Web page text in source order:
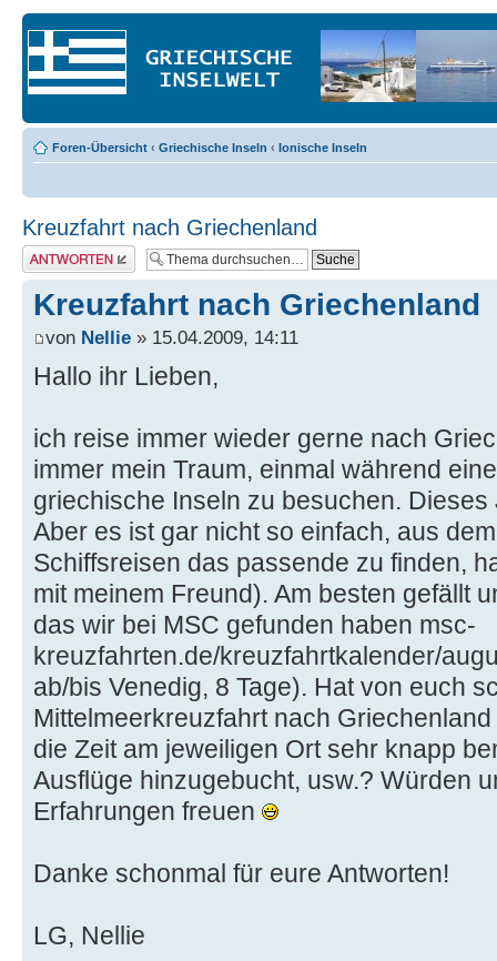
Foren-Übersicht ‹ Griechische Inseln ‹ Ionische Inseln
Kreuzfahrt nach Griechenland
Antwort erstellen
Kreuzfahrt nach Griechenland
von Nellie » 15.04.2009, 14:11
Hallo ihr Lieben,
ich reise immer wieder gerne nach
immer mein Traum, einmal während
griechische Inseln zu besuchen.
Aber es ist gar nicht so einfach, aus
Schiffsreisen das passende zu finden,
mit meinem Freund). Am besten gefällt
das wir bei MSC gefunden haben msc-
kreuzfahrten.de/kreuzfahrtkalender/
ab/bis Venedig, 8 Tage). Hat von euch
Mittelmeerkreuzfahrt nach
die Zeit am jeweiligen Ort sehr knapp
Ausflüge hinzugebucht, usw.? Würden
Erfahrungen freuen
Danke schonmal für eure Antworten!
LG, Nellie